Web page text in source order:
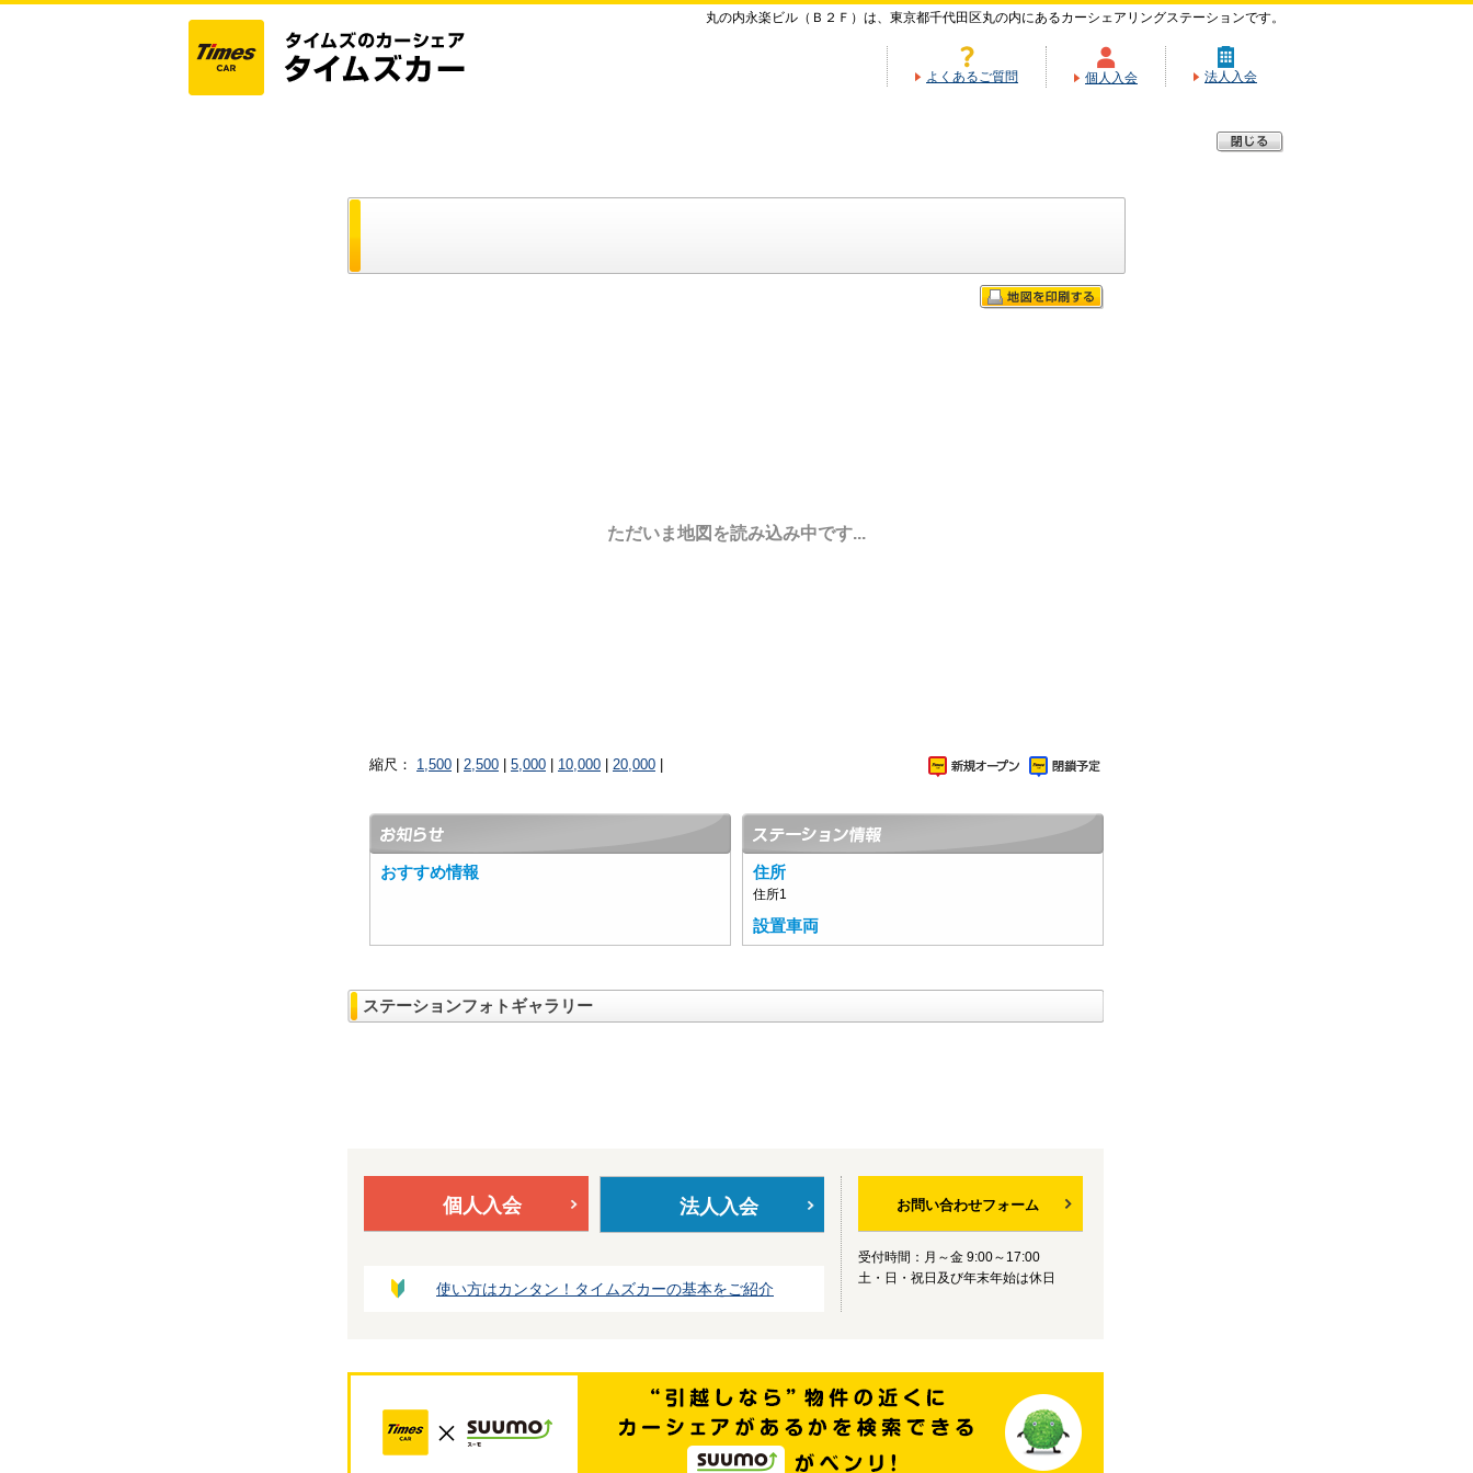
丸の内永楽ビル（Ｂ２Ｆ）は、東京都千代田区丸の内にあるカーシェアリングステーションです。
よくあるご質問 個人入会 法人入会
ただいま地図を読み込み中です...
縮尺： 1,500 2,500 5,000 10,000 20,000
おすすめ情報 住所
住所1
設置車両
ステーションフォトギャラリー
個人入会 法人入会
使い方はカンタン！タイムズカーの基本をご紹介
お問い合わせフォーム
受付時間：月～金 9:00～17:00
土・日・祝日及び年末年始は休日